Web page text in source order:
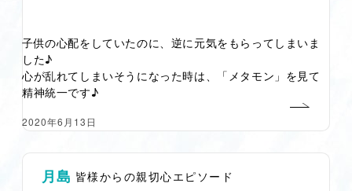
子供の心配をしていたのに、逆に元気をもらってしまいま
した♪
心が乱れてしまいそうになった時は、「メタモン」を見て
精神統一です♪
2020年6月13日
月島 皆様からの親切心エピソード